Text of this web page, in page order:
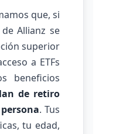
que, si
Allianz se
superior
a ETFs
beneficios
de retiro
. Tus
tu edad,